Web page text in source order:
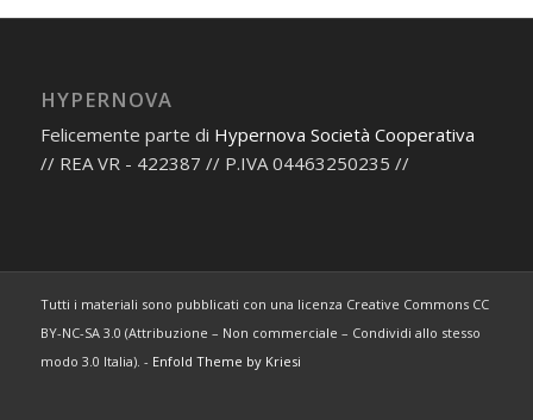
HYPERNOVA
Felicemente parte di Hypernova Società Cooperativa
// REA VR - 422387 // P.IVA 04463250235 //
Tutti i materiali sono pubblicati con una licenza Creative Commons CC
BY-NC-SA 3.0 (Attribuzione – Non commerciale – Condividi allo stesso
modo 3.0 Italia). - Enfold Theme by Kriesi